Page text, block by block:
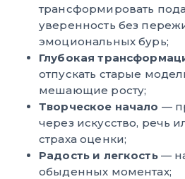
трансформировать
уверенность без
эмоциональных бурь;
Глубокая
отпускать старые
мешающие росту;
Творческое начало —
через искусство, речь
страха оценки;
Радость и легкость—
обыденных моментах;